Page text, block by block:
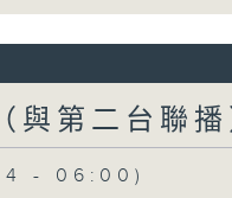
與第二台聯
- 06:00)